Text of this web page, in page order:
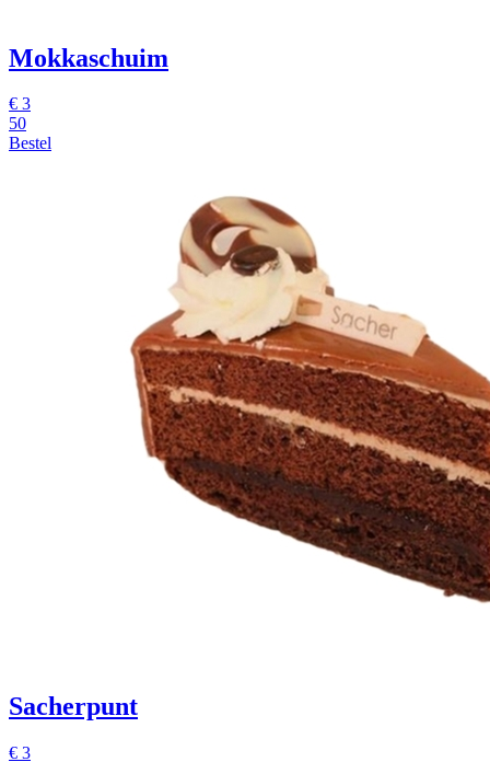
Mokkaschuim
€ 3
50
Bestel
Sacherpunt
€ 3